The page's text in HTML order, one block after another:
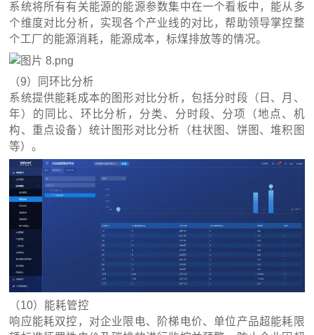
系统将所有有关能源的能源参数集中在一个看板中，能从多
个维度对比分析，实现各个产业线的对比，帮助领导掌控整
个工厂的能源消耗，能源成本，标煤排放等的情况。
（9）同环比分析
系统提供能耗成本的图形对比分析，包括分时段（日、月、
年）的同比、环比分析，分类、分时段、分项（地点、机
构、重点设备）统计图形对比分析（柱状图、饼图、堆积图
等）。
（10）能耗管控
响应能耗双控，对企业限电、阶梯电价、单位产品超能耗限